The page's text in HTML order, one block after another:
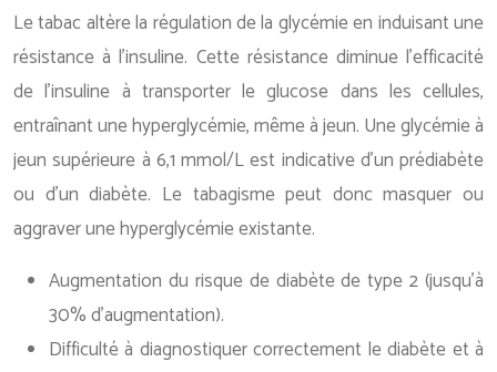
Le tabac altère la régulation de la glycémie en induisant une
résistance à l’insuline. Cette résistance diminue l’efficacité
de l’insuline à transporter le glucose dans les cellules,
entraînant une hyperglycémie, même à jeun. Une glycémie à
jeun supérieure à 6,1 mmol/L est indicative d’un prédiabète
ou d’un diabète. Le tabagisme peut donc masquer ou
aggraver une hyperglycémie existante.
Augmentation du risque de diabète de type 2 (jusqu’à
30% d’augmentation).
Difficulté à diagnostiquer correctement le diabète et à